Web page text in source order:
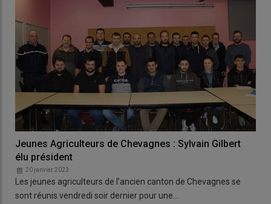
Jeunes Agriculteurs de Chevagnes : Sylvain Gilbert
élu président
20 janvier 2023
Les jeunes agriculteurs de l’ancien canton de Chevagnes se
sont réunis vendredi soir dernier pour une…